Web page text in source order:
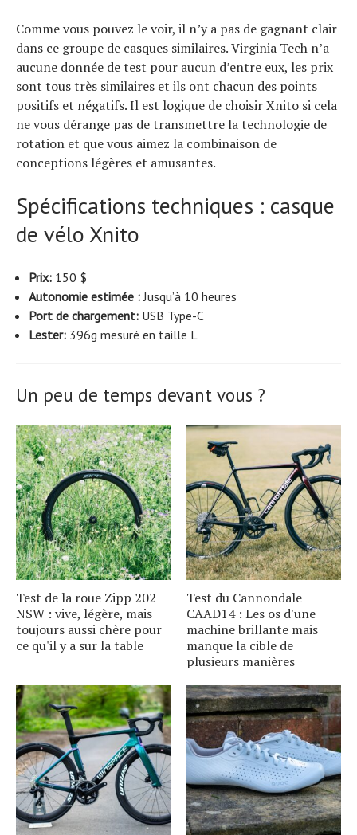
Comme vous pouvez le voir, il n’y a pas de gagnant clair
dans ce groupe de casques similaires. Virginia Tech n’a
aucune donnée de test pour aucun d’entre eux, les prix
sont tous très similaires et ils ont chacun des points
positifs et négatifs. Il est logique de choisir Xnito si cela
ne vous dérange pas de transmettre la technologie de
rotation et que vous aimez la combinaison de
conceptions légères et amusantes.
Spécifications techniques : casque
de vélo Xnito
Prix: 150 $
Autonomie estimée :Jusqu’à 10 heures
Port de chargement: USB Type-C
Lester: 396g mesuré en taille L
Un peu de temps devant vous ?
Test de la roue Zipp 202
NSW : vive, légère, mais
toujours aussi chère pour
ce qu'il y a sur la table
Test du Cannondale
CAAD14 : Les os d'une
machine brillante mais
manque la cible de
plusieurs manières